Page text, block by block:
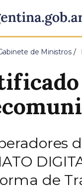
de Ministros
de